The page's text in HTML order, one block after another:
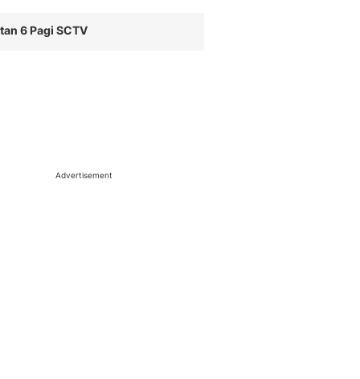
6 Pagi SCTV
Advertisement